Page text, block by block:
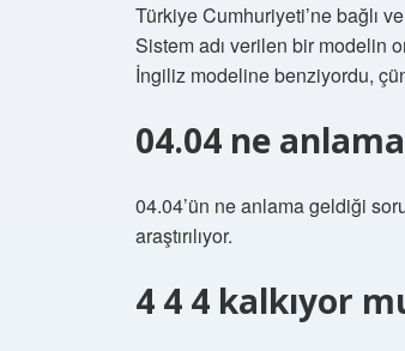
Türkiye Cumhuriyeti’ne bağlı
Sistem adı verilen bir modelin
İngiliz modeline benziyordu,
04.04 ne
04.04’ün ne anlama geldiği
araştırılıyor.
4 4 4 kalkıyor